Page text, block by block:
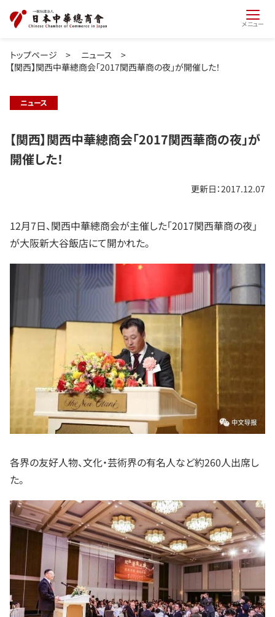
メニュー
トップページ > ニュース >
【関西】関西中華總商会「2017関西華商の夜」が開催した！
ニュース
【関西】関西中華總商会「2017関西華商の夜」が
開催した！
更新日：2017.12.07
12月7日、関西中華總商会が主催した「2017関西華商の夜」
が大阪新大谷飯店にて開かれた。
各界の友好人物、文化・芸術界の有名人など約260人出席し
た。